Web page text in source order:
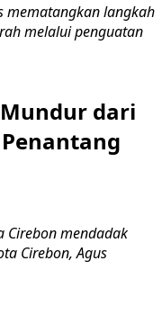
mematangkan langkah
melalui penguatan
dari
Cirebon mendadak
Cirebon, Agus